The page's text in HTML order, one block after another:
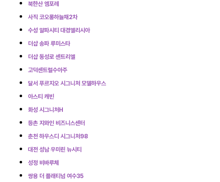
북한산 엠포레
사직 코오롱하늘채2차
수성 알파시티 대경엘리시아
더샵 송파 루미스타
더샵 동성로 센트리엘
고덕센트럴수아주
달서 푸르지오 시그니처 모델하우스
아스티 캐빈
화성 시그니처H
등촌 지와인 비즈니스센터
춘천 하우스디 시그니처98
대전 성남 우미린 뉴시티
성정 비바루체
쌍용 더 플래티넘 여수35